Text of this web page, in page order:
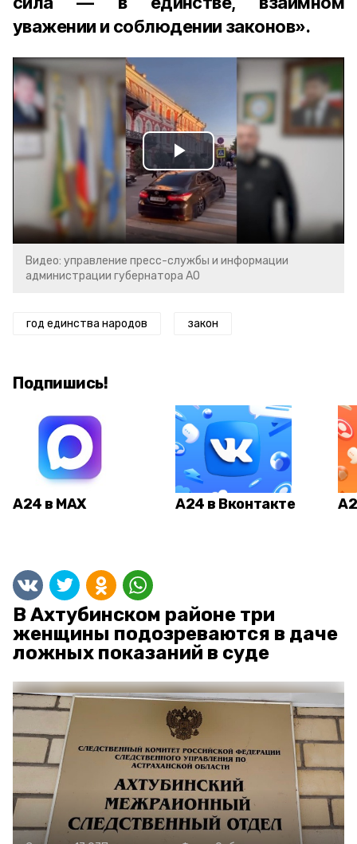
уважении и соблюдении законов».
Play
Video
Видео: управление пресс-службы и информации
администрации губернатора АО
год единства народов закон
Подпишись!
А24 в MAX А24 в Вконтакте
В Ахтубинском районе три
женщины подозреваются в даче
ложных показаний в суде